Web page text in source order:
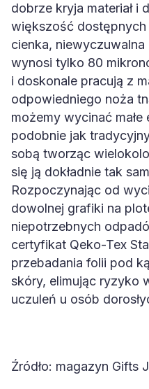
dobrze kryja materiał i
większość dostępnych
cienka,
wynosi tylko 80
i doskonale pracują z
odpowiedniego noża
możemy wycinać
podobnie jak
sobą tworząc
się ją dokładnie tak
Rozpoczynając od
dowolnej grafiki na
niepotrzebnych
certyfikat Qeko-Tex
przebadania folii pod
skóry, elimując ryzyko
uczuleń u osób
Źródło: magazyn Gifts